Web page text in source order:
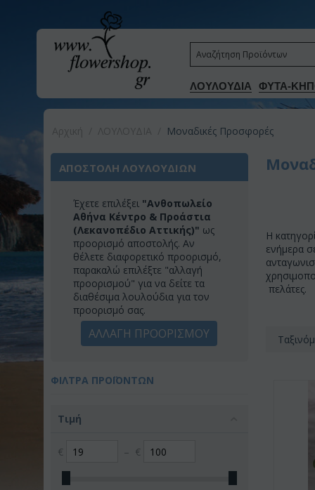
ΛΟΥΛΟΥΔΙΑ ΦΥΤΑ-
Μοναδικές Προσφορές
ΑΠΟΣΤΟΛΗ ΛΟΥΛΟΥΔΙΩΝ
Έχετε επιλέξει "Ανθοπωλείο
Αθήνα Κέντρο & Προάστια
(Λεκανοπέδιο Αττικής)" ως
προορισμό αποστολής. Αν
θέλετε διαφορετικό προορισμό,
παρακαλώ επιλέξτε "αλλαγή
προορισμού" για να δείτε τα
διαθέσιμα λουλούδια για τον
προορισμό σας.
ΑΛΛΑΓΗ ΠΡΟΟΡΙΣΜΟΥ
ΦΊΛΤΡΑ ΠΡΟΪΌΝΤΩΝ
Τιμή
€ – €
Η
ενήμερα
πελάτες.